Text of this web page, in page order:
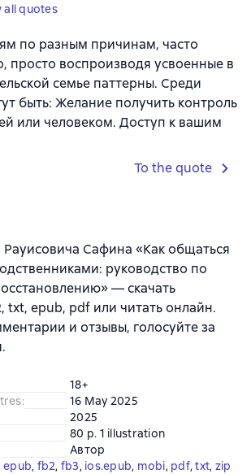
all quotes
по разным причинам, часто
просто воспроизводя усвоенные в
семье паттерны. Среди
быть: Желание получить контроль
или человеком. Доступ к вашим
To the quote
Рауисовича Сафина «Как общаться
руководство по
— скачать
txt, epub, pdf или читать онлайн.
и отзывы, голосуйте за
18+
:
16 May 2025
2025
80 p. 1 illustration
Автор
epub, fb2, fb3, ios.epub, mobi, pdf, txt, zip